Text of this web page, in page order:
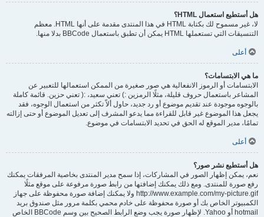
هل أستطيع استعمال HTML؟
لا، غير مسموح لك بكتابة HTML في هذا المنتدى مقدمة على أنها HTML. معظم
التنسيقات التي تستعملها HTML يمكن أن تطبق باستعمال BBCode بدلا منها.
أعلى
ما هي الابتسامات؟
الابتسامات أو الرموز الانفعالية هي صور صغيرة من الممكن استعمالها للتعبير عن
المشاعر باستعمال حروف قليلة، مثلًا الرمزين :) تعني سعيد، :( تعني حزين. قائمة كاملة
بالوجوه موجودة عند تقديم موضوع أو رد جديد، حاول ألاّ تكثر من استعمال الوجوه، فقد
يجعل هذا الموضوع غير قابل للقراءة مما يدعو المشرف إلى تعديل الموضوع أو حتى إزالته
تمامًا، مدير الموقع له الحق في تحديد الابتسامات في موضوع.
أعلى
هل أستطيع نشر صور؟
نعم، يمكن إظهار الصور في المشاركات، إذا سمح مدير المنتدى بخاصية المرفقات يمكنك
رفع صورة للمنتدى. ومع ذلك يمكنك إضافتها من رابط صورة مرفوعة على موقع مثلًا
http://www.example.com/my-picture.gif ولا يمكنك إضافة صورة محفوظة على جهاز
الكمبيوتر الخاص بك أو صورة محفوظة على خادم محمي بكلمة مرور مثل صندوق بريد
hotmail أو Yahoo. لإظهار صورة يجب وضع الرابط الصحيح بين وسم BBCode الخاص